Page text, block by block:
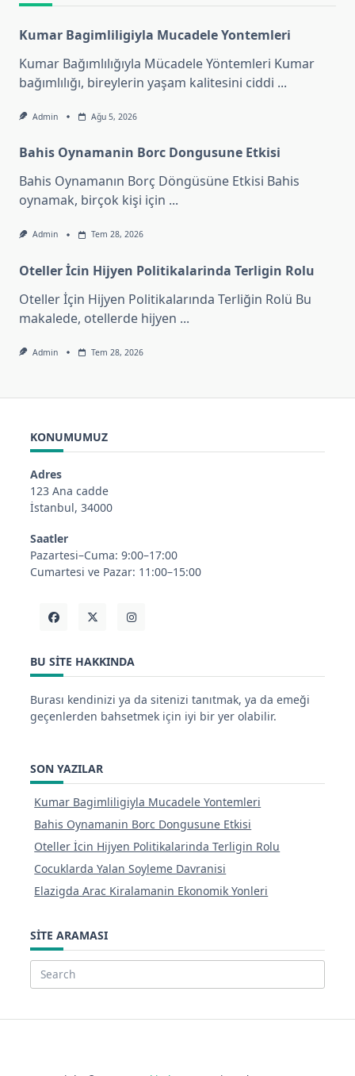
Kumar Bagimliligiyla Mucadele Yontemleri
Kumar Bağımlılığıyla Mücadele Yöntemleri Kumar
bağımlılığı, bireylerin yaşam kalitesini ciddi ...
Admin Ağu 5, 2026
Bahis Oynamanin Borc Dongusune Etkisi
Bahis Oynamanın Borç Döngüsüne Etkisi Bahis
oynamak, birçok kişi için ...
Admin Tem 28, 2026
Oteller İcin Hijyen Politikalarinda Terligin Rolu
Oteller İçin Hijyen Politikalarında Terliğin Rolü Bu
makalede, otellerde hijyen ...
Admin Tem 28, 2026
KONUMUMUZ
Adres
123 Ana cadde
İstanbul, 34000
Saatler
Pazartesi–Cuma: 9:00–17:00
Cumartesi ve Pazar: 11:00–15:00
BU SITE HAKKINDA
Burası kendinizi ya da sitenizi tanıtmak, ya da emeği
geçenlerden bahsetmek için iyi bir yer olabilir.
SON YAZILAR
Kumar Bagimliligiyla Mucadele Yontemleri
Bahis Oynamanin Borc Dongusune Etkisi
Oteller İcin Hijyen Politikalarinda Terligin Rolu
Cocuklarda Yalan Soyleme Davranisi
Elazigda Arac Kiralamanin Ekonomik Yonleri
SITE ARAMASI
Search